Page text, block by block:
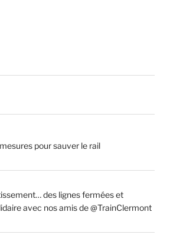
pour sauver le rail
des lignes fermées et
avec nos amis de @TrainClermont